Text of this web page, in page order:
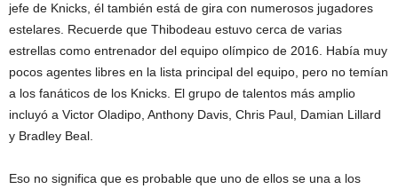
jefe de Knicks, él también está de gira con numerosos jugadores
estelares. Recuerde que Thibodeau estuvo cerca de varias
estrellas como entrenador del equipo olímpico de 2016. Había muy
pocos agentes libres en la lista principal del equipo, pero no temían
a los fanáticos de los Knicks. El grupo de talentos más amplio
incluyó a Victor Oladipo, Anthony Davis, Chris Paul, Damian Lillard
y Bradley Beal.
Eso no significa que es probable que uno de ellos se una a los